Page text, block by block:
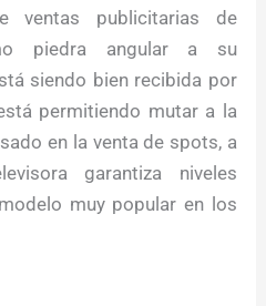
ventas publicitarias de
piedra angular a su
siendo bien recibida por
permitiendo mutar a la
en la venta de spots, a
garantiza niveles
muy popular en los